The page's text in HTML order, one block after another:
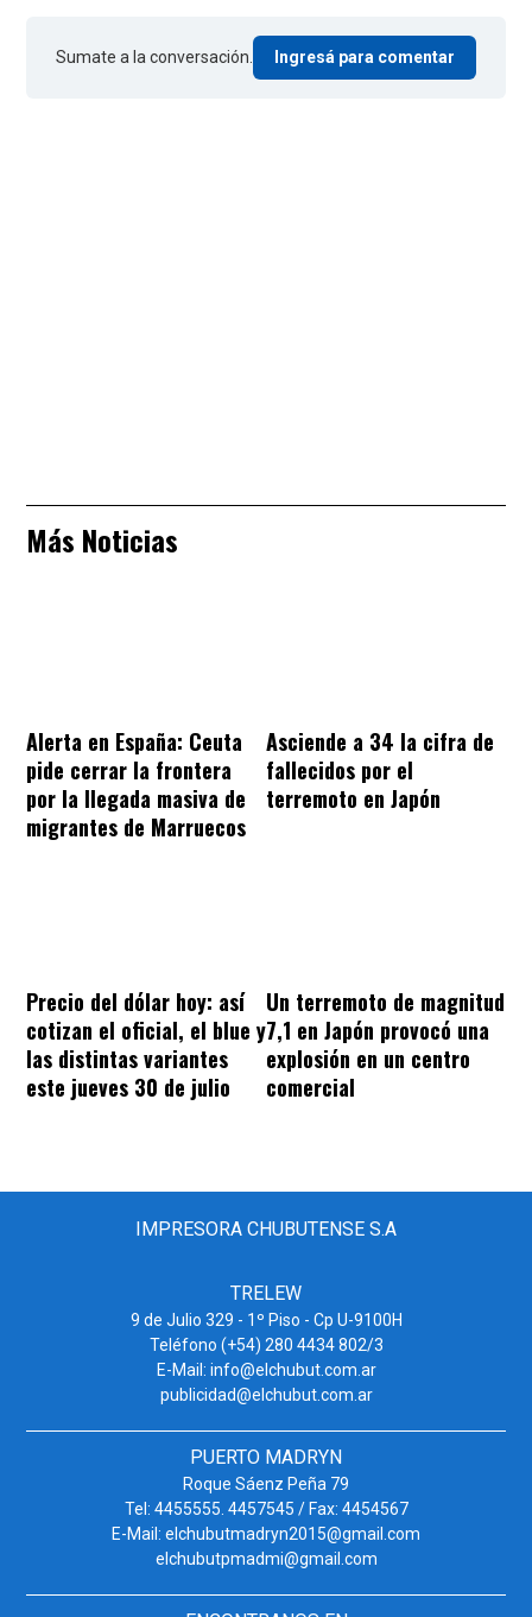
Sumate a la conversación. Ingresá para comentar
Más Noticias
Alerta en España: Ceuta
pide cerrar la frontera
por la llegada masiva de
migrantes de Marruecos
Asciende a 34 la cifra de
fallecidos por el
terremoto en Japón
Precio del dólar hoy: así
cotizan el oficial, el blue y
las distintas variantes
este jueves 30 de julio
Un terremoto de magnitud
7,1 en Japón provocó una
explosión en un centro
comercial
IMPRESORA CHUBUTENSE S.A
TRELEW
9 de Julio 329 - 1º Piso - Cp U-9100H
Teléfono (+54) 280 4434 802/3
E-Mail: info@elchubut.com.ar
publicidad@elchubut.com.ar
PUERTO MADRYN
Roque Sáenz Peña 79
Tel: 4455555. 4457545 / Fax: 4454567
E-Mail: elchubutmadryn2015@gmail.com
elchubutpmadmi@gmail.com